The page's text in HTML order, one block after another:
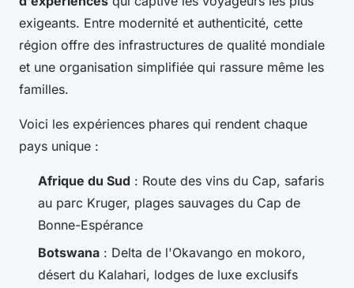
exigeants. Entre modernité et authenticité, cette
région offre des infrastructures de qualité mondiale
et une organisation simplifiée qui rassure même les
familles.
Voici les expériences phares qui rendent chaque
pays unique :
Afrique du Sud : Route des vins du Cap, safaris
au parc Kruger, plages sauvages du Cap de
Bonne-Espérance
Botswana : Delta de l'Okavango en mokoro,
désert du Kalahari, lodges de luxe exclusifs